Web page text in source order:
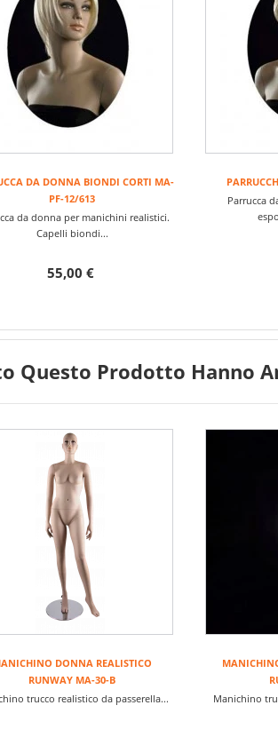
DA DONNA BIONDI CORTI MA-
PF-12/613
da donna per manichini realistici.
Capelli biondi...
55,00 €
Parrucca
Questo Prodotto Hanno
DONNA REALISTICO
RUNWAY MA-30-B
trucco realistico da passerella...
Manichino